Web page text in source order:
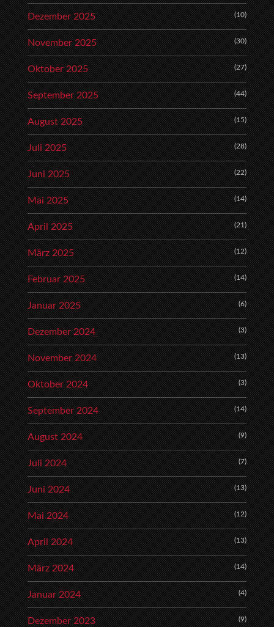
Dezember 2025 (10)
November 2025 (30)
Oktober 2025 (27)
September 2025 (44)
August 2025 (15)
Juli 2025 (28)
Juni 2025 (22)
Mai 2025 (14)
April 2025 (21)
März 2025 (12)
Februar 2025 (14)
Januar 2025 (6)
Dezember 2024 (3)
November 2024 (13)
Oktober 2024 (3)
September 2024 (14)
August 2024 (9)
Juli 2024 (7)
Juni 2024 (13)
Mai 2024 (12)
April 2024 (13)
März 2024 (14)
Januar 2024 (4)
Dezember 2023 (9)